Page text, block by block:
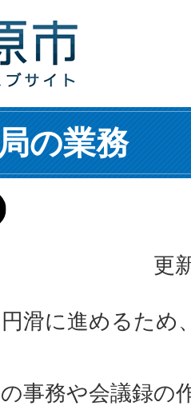
の業務
更
滑に進めるため
事務や会議録の